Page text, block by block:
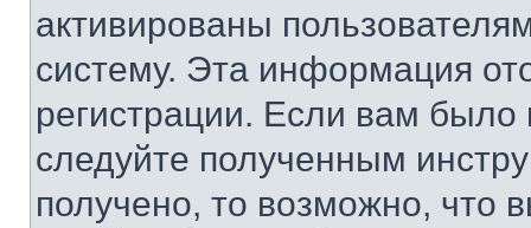
активированы
систему. Эта информация
регистрации. Если вам
следуйте полученным
получено, то возможно, что